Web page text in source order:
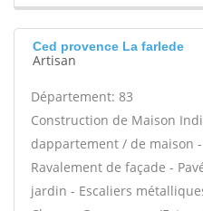
Ced provence La farlede
Artisan
Département: 83
Construction de Maison
dappartement / de maison
Ravalement de façade -
jardin - Escaliers